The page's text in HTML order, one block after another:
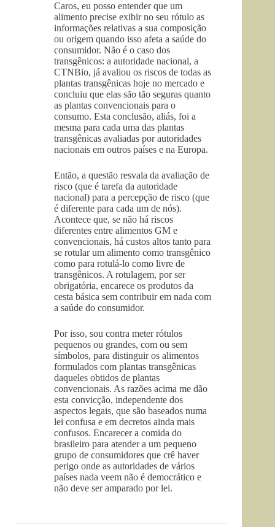
Caros, eu posso entender que um
alimento precise exibir no seu rótulo as
informações relativas a sua composição
ou origem quando isso afeta a saúde do
consumidor. Não é o caso dos
transgênicos: a autoridade nacional, a
CTNBio, já avaliou os riscos de todas as
plantas transgênicas hoje no mercado e
concluiu que elas são tão seguras quanto
as plantas convencionais para o
consumo. Esta conclusão, aliás, foi a
mesma para cada uma das plantas
transgênicas avaliadas por autoridades
nacionais em outros países e na Europa.
Então, a questão resvala da avaliação de
risco (que é tarefa da autoridade
nacional) para a percepção de risco (que
é diferente para cada um de nós).
Acontece que, se não há riscos
diferentes entre alimentos GM e
convencionais, há custos altos tanto para
se rotular um alimento como transgênico
como para rotulá-lo como livre de
transgênicos. A rotulagem, por ser
obrigatória, encarece os produtos da
cesta básica sem contribuir em nada com
a saúde do consumidor.
Por isso, sou contra meter rótulos
pequenos ou grandes, com ou sem
símbolos, para distinguir os alimentos
formulados com plantas transgênicas
daqueles obtidos de plantas
convencionais. As razões acima me dão
esta convicção, independente dos
aspectos legais, que são baseados numa
lei confusa e em decretos ainda mais
confusos. Encarecer a comida do
brasileiro para atender a um pequeno
grupo de consumidores que crê haver
perigo onde as autoridades de vários
países nada veem não é democrático e
não deve ser amparado por lei.